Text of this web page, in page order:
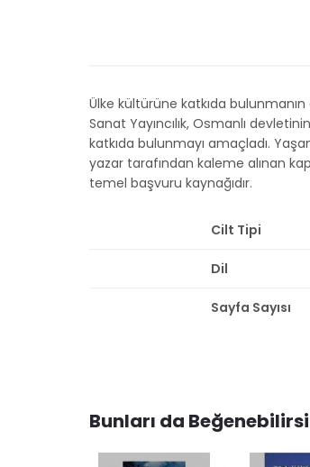
Ülke kültürüne katkıda
Sanat Yayıncılık, Osmanlı
katkıda bulunmayı amaçladı.
yazar tarafından kaleme alınan
temel başvuru kaynağıdır.
Cilt Tipi
Dil
Sayfa Sayısı
Bunları da